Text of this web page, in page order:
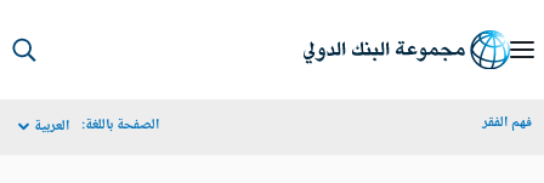
الفقر الصفحة باللغة: العربية